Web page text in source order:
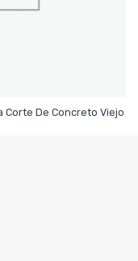
Corte De Concreto Viejo